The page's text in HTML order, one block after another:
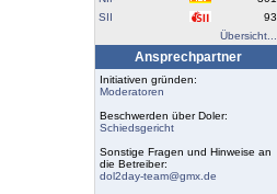
SII
93
Übersicht...
Ansprechpartner
Initiativen gründen:
Moderatoren
Beschwerden über Doler:
Schiedsgericht
Sonstige Fragen und Hinweise an
die Betreiber:
dol2day-team@gmx.de